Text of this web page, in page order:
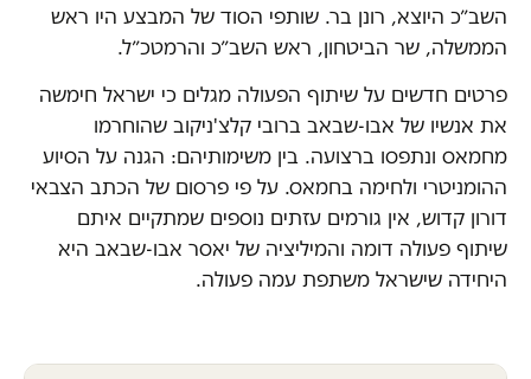
השב״כ היוצא, רונן בר. שותפי הסוד של המבצע היו ראש
הממשלה, שר הביטחון, ראש השב״כ והרמטכ״ל.
פרטים חדשים על שיתוף הפעולה מגלים כי ישראל חימשה
את אנשיו של אבו-שבאב ברובי קלצ'ניקוב שהוחרמו
מחמאס ונתפסו ברצועה. בין משימותיהם: הגנה על הסיוע
ההומניטרי ולחימה בחמאס. על פי פרסום של הכתב הצבאי
דורון קדוש, אין גורמים עזתים נוספים שמתקיים איתם
שיתוף פעולה דומה והמיליציה של יאסר אבו-שבאב היא
היחידה שישראל משתפת עמה פעולה.